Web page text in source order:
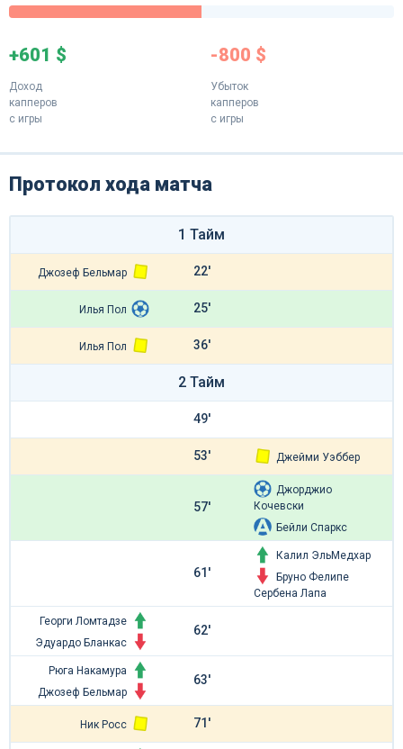
+601 $
Доход
капперов
с игры
-800 $
Убыток
капперов
с игры
Протокол хода матча
1 Тайм
Джозеф Бельмар 22'
Илья Пол 25'
Илья Пол 36'
2 Тайм
49'
53' Джейми Уэббер
57'
Джорджио
Кочевски
Бейли Спаркс
61'
Калил ЭльМедхар
Бруно Фелипе
Сербена Лапа
Георги Ломтадзе
Эдуардо Бланкас
62'
Рюга Накамура
Джозеф Бельмар
63'
Ник Росс 71'